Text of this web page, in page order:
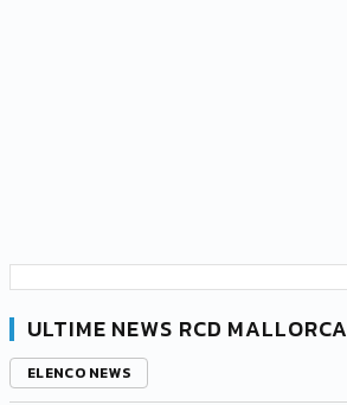
ULTIME NEWS RCD MALLORCA
ELENCO NEWS